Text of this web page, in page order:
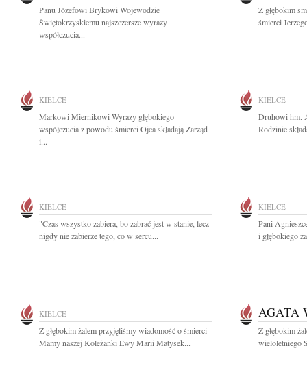
Panu Józefowi Brykowi Wojewodzie
Świętokrzyskiemu najszczersze wyrazy
współczucia...
Z głębokim
śmierci
KIELCE
Markowi Miernikowi Wyrazy głębokiego
współczucia z powodu śmierci Ojca składają Zarząd
i...
KIELCE
Druhowi hm.
Rodzinie
KIELCE
"Czas wszystko zabiera, bo zabrać jest w stanie, lecz
nigdy nie zabierze tego, co w sercu...
KIELCE
Pani
i głębokiego
KIELCE
Z głębokim żalem przyjęliśmy wiadomość o śmierci
Mamy naszej Koleżanki Ewy Marii Matysek...
AGATA
Z głębokim
wieloletniego